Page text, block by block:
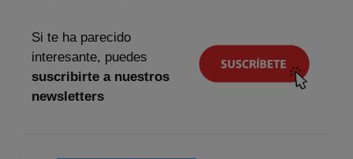
Si te ha parecido
interesante, puedes
suscribirte a nuestros
newsletters